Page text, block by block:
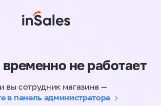
не работает
вы сотрудник магазина —
в панель администратора